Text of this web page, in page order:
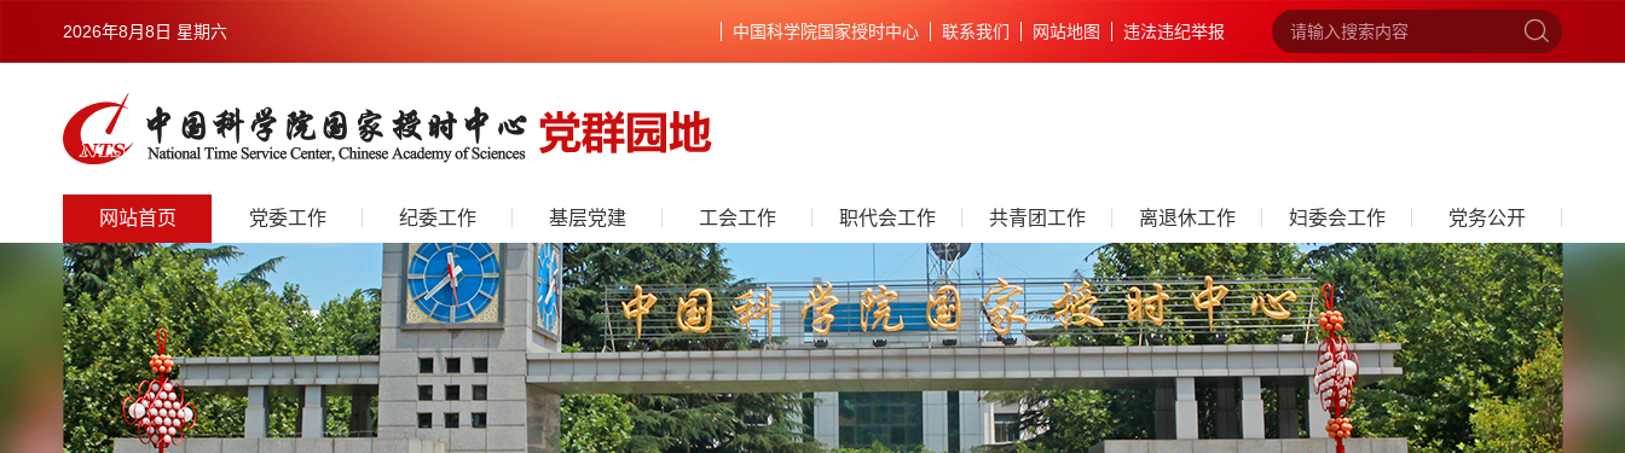
2026年8月8日 星期六 中国科学院国家授时中心 联系我们 网站地图 违法违纪举报
网站首页 党委工作 纪委工作 基层党建 工会工作 职代会工作 共青团工作 离退休工作 妇委会工作 党务公开